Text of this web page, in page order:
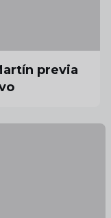
previa